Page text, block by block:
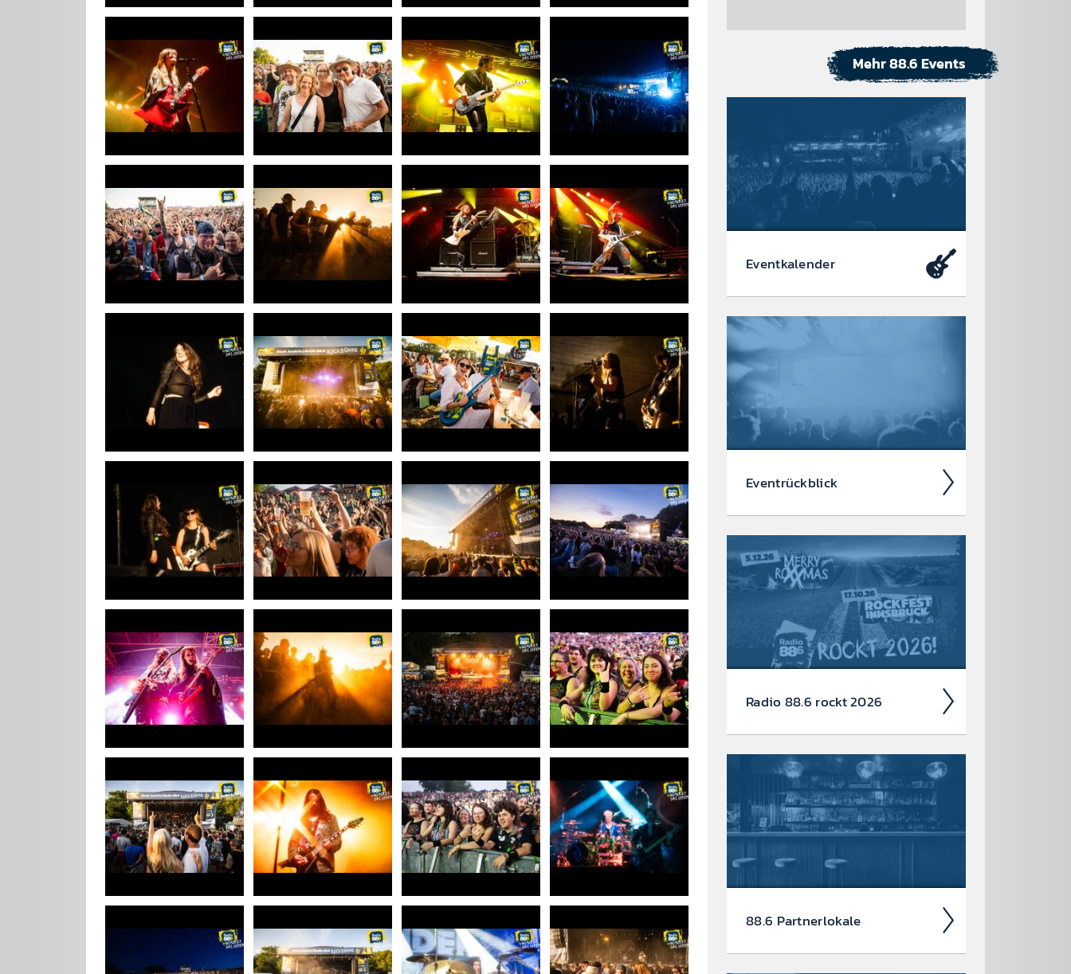
Mehr 88.6 Events
Event­kalen­der
Da soll­test du dabei sein – oder
coolen Events, die du dir heute schon
in den Kalen­der ein­tragen soll­test.
Event­rück­blick
Wir blicken auf coole 88.6 Events
zurück.
Radio 88.6 rockt 2026
Auch 2026 heißt es: Wir sind
ROCK­FEST! Jetzt schon die Tickets für
unsere 88.6 Events checken.
88.6 Partner­lokale